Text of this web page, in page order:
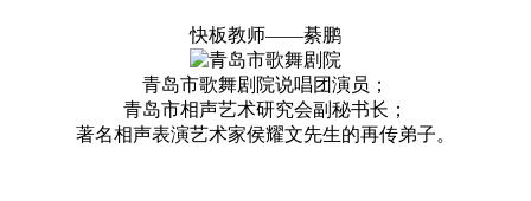
快板教师——綦鹏
青岛市歌舞剧院说唱团演员；
青岛市相声艺术研究会副秘书长；
著名相声表演艺术家侯耀文先生的再传弟子。